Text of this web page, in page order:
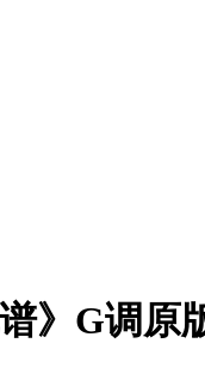
》G调原